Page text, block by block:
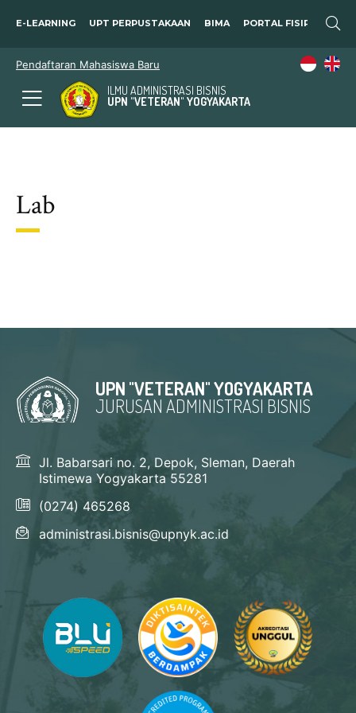
E-LEARNING UPT PERPUSTAKAAN BIMA PORTAL FISIP
Pendaftaran Mahasiswa Baru
ILMU ADMINISTRASI BISNIS
UPN "VETERAN" YOGYAKARTA
Lab
UPN "VETERAN" YOGYAKARTA
JURUSAN ADMINISTRASI BISNIS
Jl. Babarsari no. 2, Depok, Sleman, Daerah
Istimewa Yogyakarta 55281
(0274) 465268
administrasi.bisnis@upnyk.ac.id